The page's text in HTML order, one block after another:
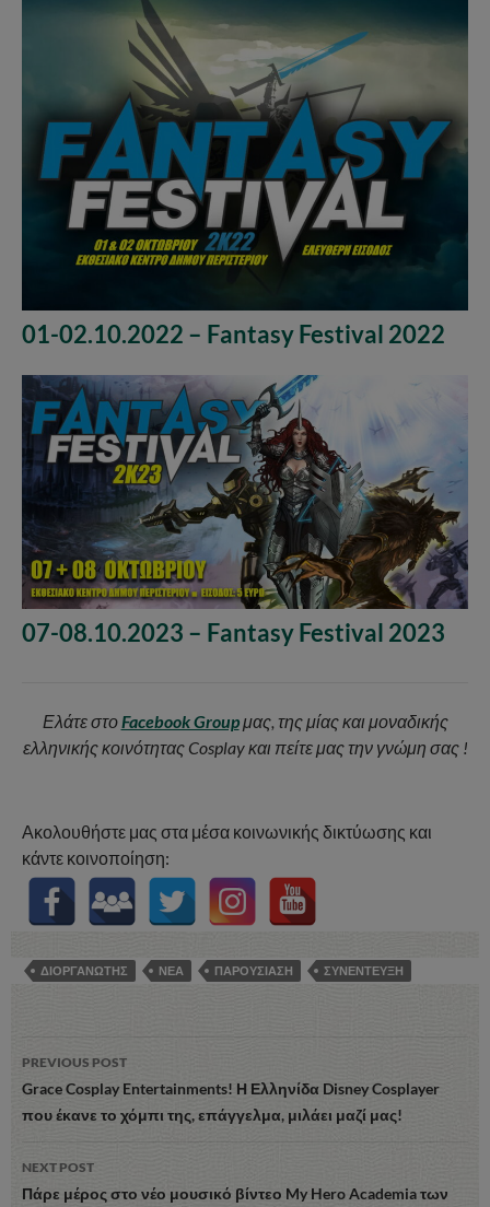
01-02.10.2022 – Fantasy Festival 2022
07-08.10.2023 – Fantasy Festival 2023
Ελάτε στοFacebook Groupμας, της μίας και μοναδικής
ελληνικής κοινότητας Cosplay και πείτε μας την γνώμη σας !
Ακολουθήστε μας στα μέσα κοινωνικής δικτύωσης και
κάντε κοινοποίηση:
ΔΙΟΡΓΑΝΩΤΗΣ ΝΕΑ ΠΑΡΟΥΣΙΑΣΗ ΣΥΝΕΝΤΕΥΞΗ
Post
navigation
PREVIOUS POST
Grace Cosplay Entertainments! Η Ελληνίδα Disney Cosplayer
που έκανε το χόμπι της, επάγγελμα, μιλάει μαζί μας!
NEXT POST
Πάρε μέρος στο νέο μουσικό βίντεο My Hero Academia των